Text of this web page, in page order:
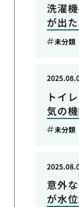
洗濯
が出
未分類
トイ
気の
未分類
意外
が水